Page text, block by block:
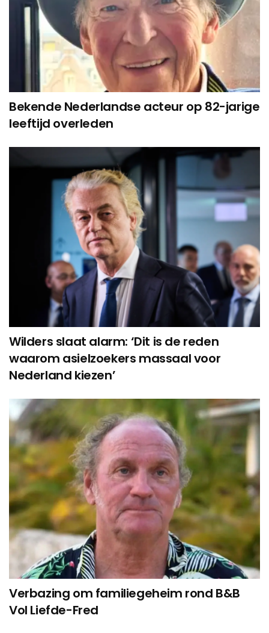
Bekende Nederlandse acteur op 82-jarige
leeftijd overleden
Wilders slaat alarm: ‘Dit is de reden
waarom asielzoekers massaal voor
Nederland kiezen’
Verbazing om familiegeheim rond B&B
Vol Liefde-Fred